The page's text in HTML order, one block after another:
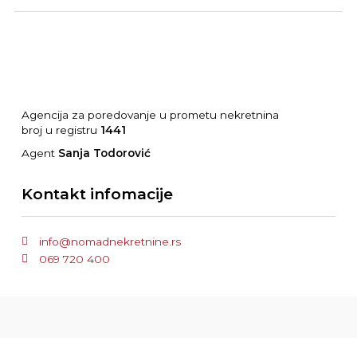
Agencija za poredovanje u prometu nekretnina
broj u registru 1441
Agent Sanja Todorović
Kontakt infomacije
info@nomadnekretnine.rs
069 720 400